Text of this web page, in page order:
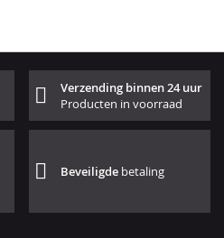
Verzending binnen 24 uur
Producten in voorraad
Beveiligde betaling